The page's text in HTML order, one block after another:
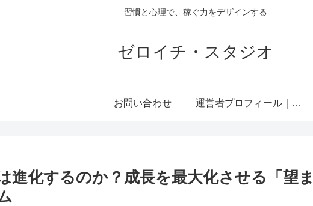
習慣と心理で、稼ぐ力をデザインする
ゼロイチ・スタジオ
お問い合わせ 運営者プロフィール｜ミライジュウ
進化するのか？成長を最大化させる「望ま